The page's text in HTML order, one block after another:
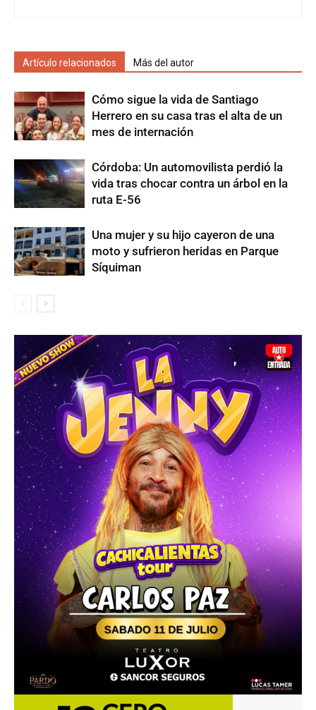
Artículo relacionados Más del autor
Cómo sigue la vida de Santiago
Herrero en su casa tras el alta de un
mes de internación
Córdoba: Un automovilista perdió la
vida tras chocar contra un árbol en la
ruta E-56
Una mujer y su hijo cayeron de una
moto y sufrieron heridas en Parque
Síquiman